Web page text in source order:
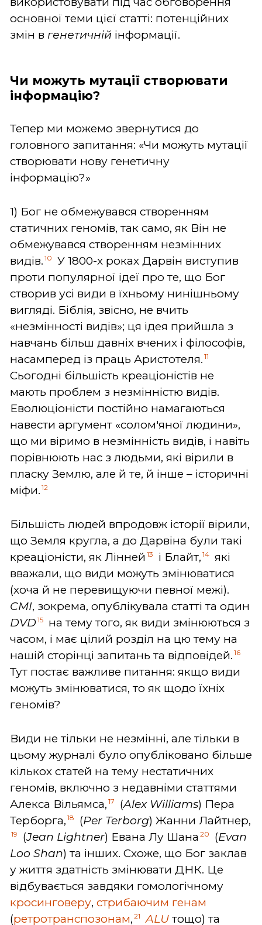
основної теми цієї статті: потенційних
змін в генетичній інформації.
Чи можуть мутації створювати
інформацію?
Тепер ми можемо звернутися до
головного запитання: «Чи можуть мутації
створювати нову генетичну
інформацію?»
1) Бог не обмежувався створенням
статичних геномів, так само, як Він не
обмежувався створенням незмінних
видів. 10
У 1800-х роках Дарвін виступив
проти популярної ідеї про те, що Бог
створив усі види в їхньому нинішньому
вигляді. Біблія, звісно, не вчить
«незмінності видів»; ця ідея прийшла з
навчань більш давніх вчених і філософів,
насамперед із праць Аристотеля. 11
Сьогодні більшість креаціоністів не
мають проблем з незмінністю видів.
Еволюціоністи постійно намагаються
навести аргумент «солом'яної людини»,
що ми віримо в незмінність видів, і навіть
порівнюють нас з людьми, які вірили в
пласку Землю, але й те, й інше – історичні
міфи. 12
Більшість людей впродовж історії вірили,
що Земля кругла, а до Дарвіна були такі
креаціоністи, як Лінней 13 і Блайт, 14 які
вважали, що види можуть змінюватися
(хоча й не перевищуючи певної межі).
CMI, зокрема, опублікувала статті та один
DVD15
на тему того, як види змінюються з
часом, і має цілий розділ на цю тему на
нашій сторінці запитань та відповідей. 16
Тут постає важливе питання: якщо види
можуть змінюватися, то як щодо їхніх
геномів?
Види не тільки не незмінні, але тільки в
цьому журналі було опубліковано більше
кількох статей на тему нестатичних
геномів, включно з недавніми статтями
Алекса Вільямса, 17 (Alex Williams) Пера
Терборга, 18 (Per Terborg) Жанни Лайтнер,
19 (Jean Lightner) Евана Лу Шана 20 (Evan
Loo Shan) та інших. Схоже, що Бог заклав
у життя здатність змінювати ДНК. Це
відбувається завдяки гомологічному
кросинговеру, стрибаючим генам
(ретротранспозонам, 21 ALU тощо) та